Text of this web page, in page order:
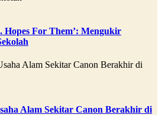
Hopes For Them’: Mengukir
Alam Sekitar Canon Berakhir di